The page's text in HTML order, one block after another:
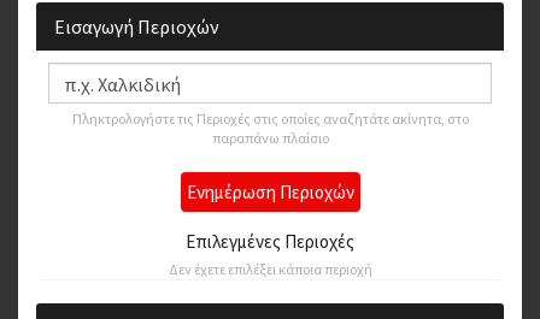
Εισαγωγή Περιοχών
Πληκτρολογήστε τις Περιοχές στις οποίες αναζητάτε ακίνητα, στο
παραπάνω πλαίσιο
Ενημέρωση Περιοχών
Επιλεγμένες Περιοχές
Δεν έχετε επιλέξει κάποια περιοχή